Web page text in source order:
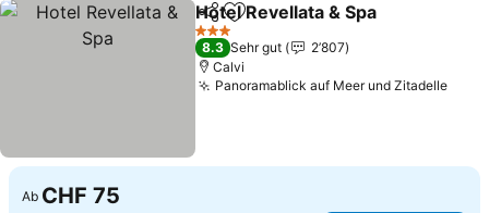
TeilenZu Favoriten hinzufügen
Hotel Revellata & Spa
3 Sterne
8.3 Sehr gut
2’807
Calvi
Panoramablick auf Meer und Zitadelle
Ab CHF 75